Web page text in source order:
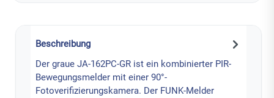
Beschreibung
Der graue JA-162PC-GR ist ein kombinierter PIR-
Bewegungsmelder mit einer 90°-
Fotoverifizierungskamera. Der FUNK-Melder